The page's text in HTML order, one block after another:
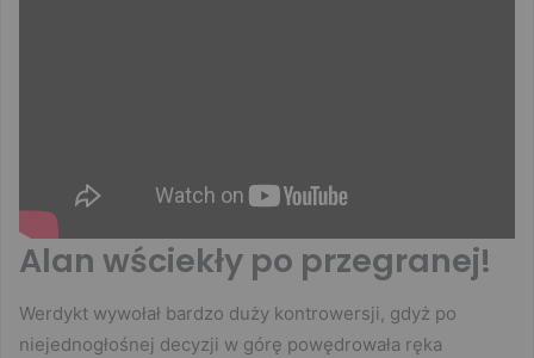
Alan wściekły po przegranej!
Werdykt wywołał bardzo duży kontrowersji, gdyż po
niejednogłośnej decyzji w górę powędrowała ręka